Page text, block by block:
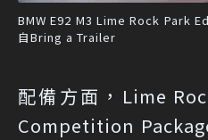
BMW E92 M3 Lime Rock Park
自Bring a Trailer
配備方面，Lime
Competition